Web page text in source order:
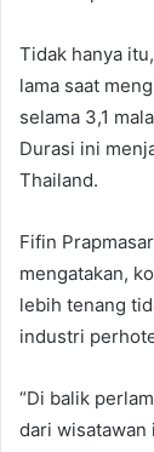
Tidak hanya
lama saat
selama 3,1
Durasi ini
Thailand.
Fifin
mengatakan,
lebih tenang
industri
“Di balik
dari wisatawan